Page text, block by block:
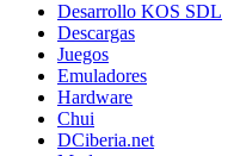
Desarrollo KOS SDL
Descargas
Juegos
Emuladores
Hardware
Chui
DCiberia.net